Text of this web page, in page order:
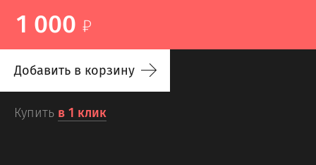
1 000
Добавить в корзину
Купить в 1 клик